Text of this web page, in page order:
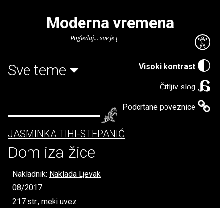
Visoki kontrast
Čitljiv slog
Podcrtane poveznice
Moderna vremena
Pogledaj... sve je puno knjiga.
Sve teme
JASMINKA TIHI-STEPANIĆ
Dom iza žice
Nakladnik: Naklada Ljevak
08/2017.
217 str., meki uvez